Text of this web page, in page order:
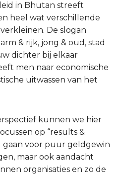
in Bhutan streeft
heel wat verschillende
De slogan
& rijk, jong & oud, stad
dichter bij elkaar
men naar economische
uitwassen van het
kunnen we hier
op “results &
gaan voor puur geldgewin
maar ook aandacht
organisaties en zo de